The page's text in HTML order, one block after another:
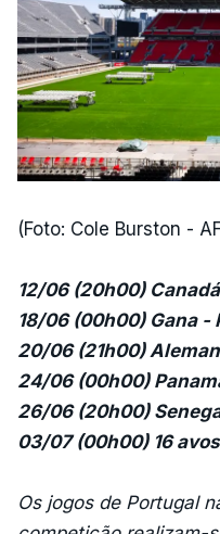
(Foto: Cole Burston -
12/06 (20h00)
18/06 (00h00) Gana -
20/06 (21h00)
24/06 (00h00)
26/06 (20h00)
03/07 (00h00) 16
Os jogos de Portugal